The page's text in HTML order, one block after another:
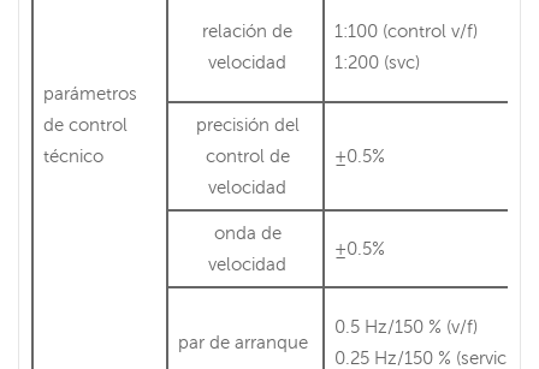
parámetros
de control
técnico
relación de
velocidad
1:100 (control v/f)
1:200 (svc)
precisión del
control de
velocidad
±0.5%
onda de
velocidad
±0.5%
par de arranque
0.5 Hz/150 % (v/f)
0.25 Hz/150 % (servicio)